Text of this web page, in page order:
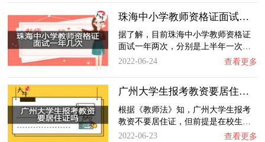
珠海中小学教师资格证面试一年几次？
据了解，目前珠海中小学教师资格证
面试一年两次，分别是上半年一次…
2022-06-24
查看更多
广州大学生报考教资要居住证吗？
根据《教师法》知，广州大学生报考
教资不要居住证，但前提是在校生…
2022-06-23
查看更多